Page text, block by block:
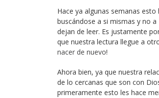
Hace ya algunas semanas
buscándose a si mismas y no
dejan de leer. Es justamente
que nuestra lectura llegue a
nacer de nuevo!
Ahora bien, ya que nuestra
de lo cercanas que son con
primeramente esto les hace